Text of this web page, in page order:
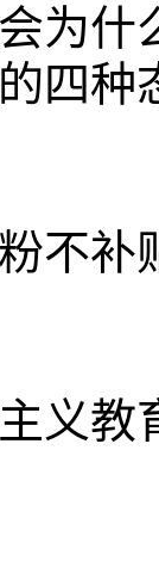
为什
四种
不补
义教